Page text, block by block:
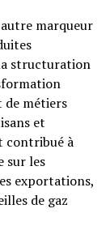
marqueur
structuration
de métiers
et
contribué à
sur les
exportations,
de gaz